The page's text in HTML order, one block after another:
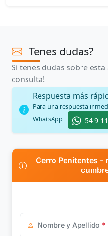
Tenes dudas?
Si tenes dudas sobre
consulta!
Respuesta más
Para una respuesta
WhatsApp
54 9
Cerro Penitentes -
Nombre y Apellido *